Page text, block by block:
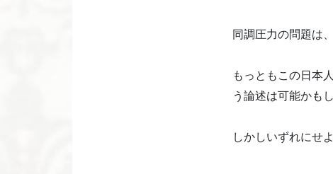
同調圧力の問題は
もっともこの日本
う論述は可能かも
しかしいずれにせ